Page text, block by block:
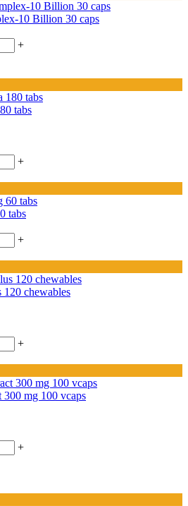
10 Billion 30 caps
+
tabs
+
tabs
+
chewables
+
mg 100 vcaps
+